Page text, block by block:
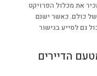
את מכלול הפרויקט
של כולם. כאשר ישנם
גם לסייע בגישור
הדיירים